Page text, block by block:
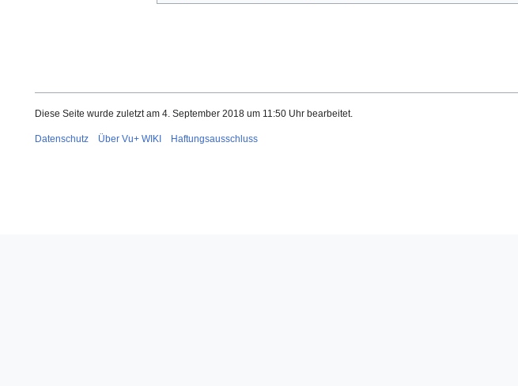
Diese Seite wurde zuletzt am 4. September 2018 um 11:50 Uhr bearbeitet.
Datenschutz Über Vu+ WIKI Haftungsausschluss